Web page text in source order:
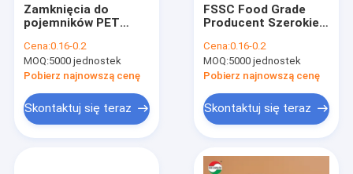
Biodegradowalne torby do pakowania
Zamknięcia do
pojemników PET
ml 300 ml 500 ml 800
ml 1000 ml
Plastikowe
aluminiowe nakrętki
do butelek z
Cena:0.16-0.2
MOQ:5000 jednostek
Pobierz najnowszą cenę
Skontaktuj się teraz
FSSC Food Grade
Producent Szerokie
Pokrywką Łatwe
Otwieranie Butelki
PET Puszki Konserwy
Cena:0.16-0.2
MOQ:5000 jednostek
Pobierz najnowszą cenę
Skontaktuj się teraz